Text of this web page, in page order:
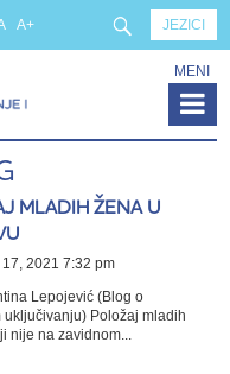
JEZICI
A+
MENI
MLADIH ŽENA U
2021 7:32 pm
Lepojević (Blog o
uključivanju) Položaj mladih
nije na zavidnom...